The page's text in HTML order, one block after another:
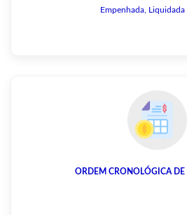
Empenhada, Liquidada
ORDEM CRONOLÓGICA DE